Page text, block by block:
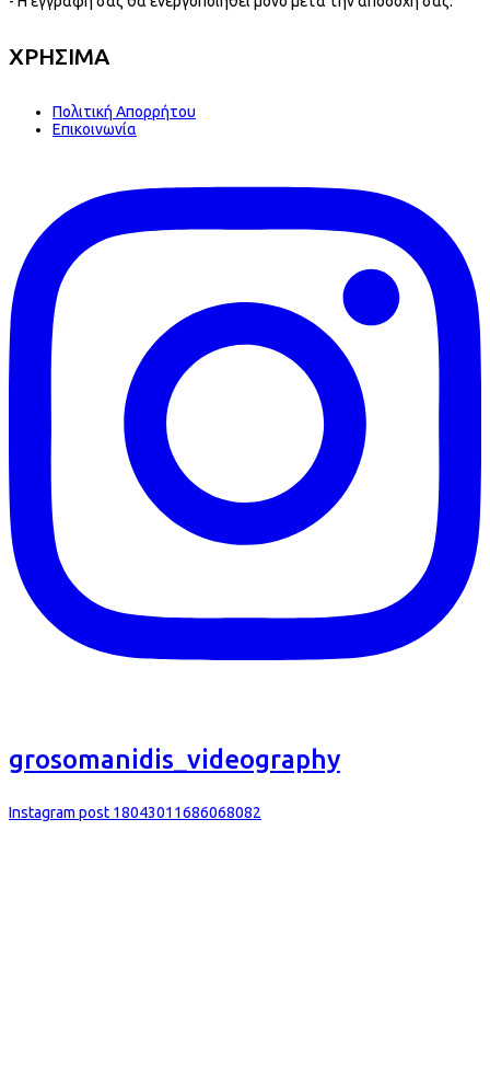
ΧΡΗΣΙΜΑ
Πολιτική Απορρήτου
Επικοινωνία
grosomanidis_videography
Instagram post 18043011686068082